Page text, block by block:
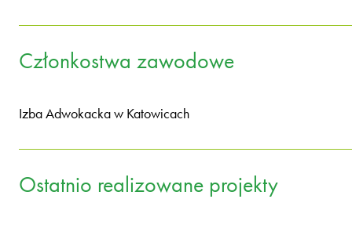
Członkostwa zawodowe
Izba Adwokacka w Katowicach
Ostatnio realizowane projekty